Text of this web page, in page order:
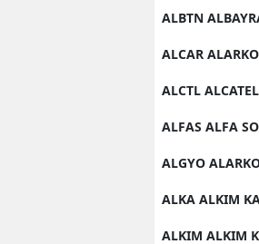
ALBTN
ALCAR
ALCTL
ALFAS ALFA
ALGYO
ALKA ALKIM
ALKIM ALKIM